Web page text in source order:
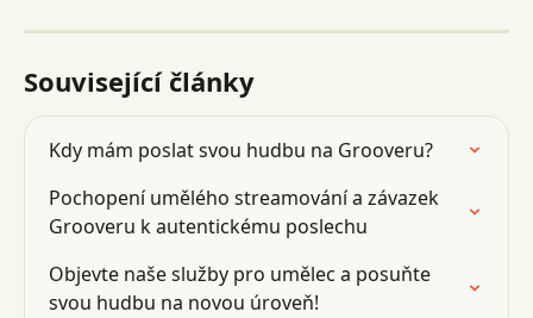
Související články
Kdy mám poslat svou hudbu na Grooveru?
Pochopení umělého streamování a závazek
Grooveru k autentickému poslechu
Objevte naše služby pro umělec a posuňte
svou hudbu na novou úroveň!